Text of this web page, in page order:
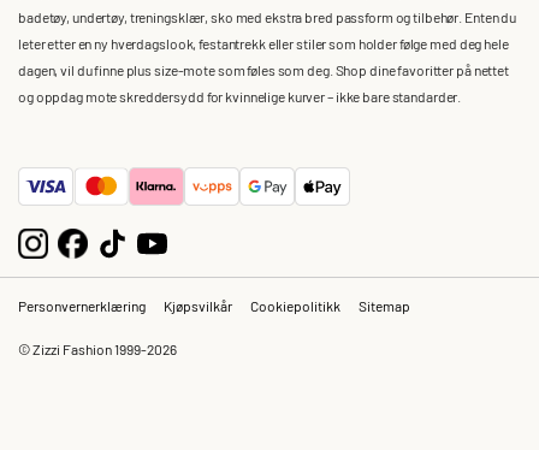
badetøy, undertøy, treningsklær, sko med ekstra bred passform og tilbehør. Enten du
leter etter en ny hverdagslook, festantrekk eller stiler som holder følge med deg hele
dagen, vil du finne plus size-mote som føles som deg. Shop dine favoritter på nettet
og oppdag mote skreddersydd for kvinnelige kurver – ikke bare standarder.
Personvernerklæring Kjøpsvilkår Cookiepolitikk Sitemap
© Zizzi Fashion 1999-2026